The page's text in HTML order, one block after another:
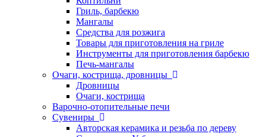
Гриль, барбекю
Мангалы
Средства для розжига
Товары для приготовления на гриле
Инструменты для приготовления барбекю
Печь-мангалы
Очаги, кострища, дровницы
Дровницы
Очаги, кострища
Варочно-отопительные печи
Сувениры
Авторская керамика и резьба по дереву